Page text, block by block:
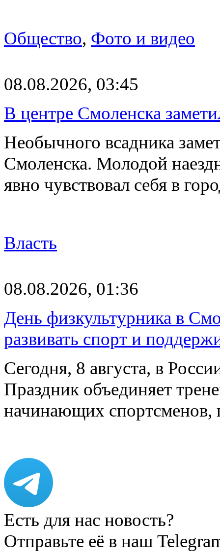
Общество, Фото и видео
08.08.2026, 03:45
В центре Смоленска
Необычного всадника
Смоленска. Молодой
явно чувствовал себя в
Власть
08.08.2026, 01:36
День физкультурника в
развивать спорт и
Сегодня, 8 августа, в
Праздник объединяет
начинающих
Есть для нас новость?
Отправьте её в наш